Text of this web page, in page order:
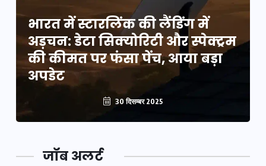
भारत में स्टारलिंक की लैंडिंग में
अड़चन: डेटा सिक्योरिटी और स्पेक्ट्रम
की कीमत पर फंसा पेंच, आया बड़ा
अपडेट
30 दिसम्बर 2025
जॉब अलर्ट